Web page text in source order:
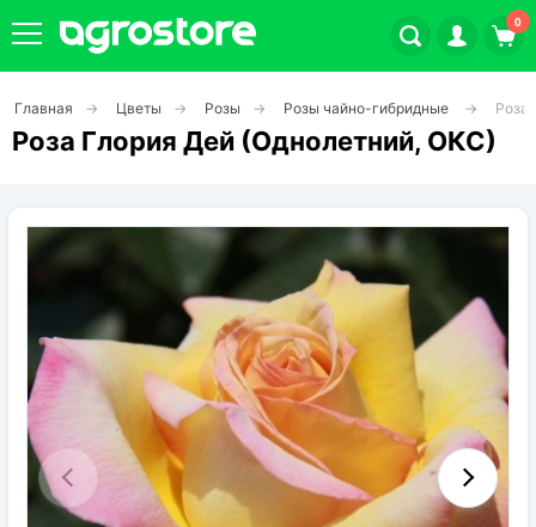
0
Плодовые кустарники
Декоративные растения
Цветы
Травы
Овощи (на посадку)
Штамбовые ягодные кусты
Главная Цветы Розы Розы чайно-гибридные Роза
Роза Глория Дей (Однолетний, ОКС)